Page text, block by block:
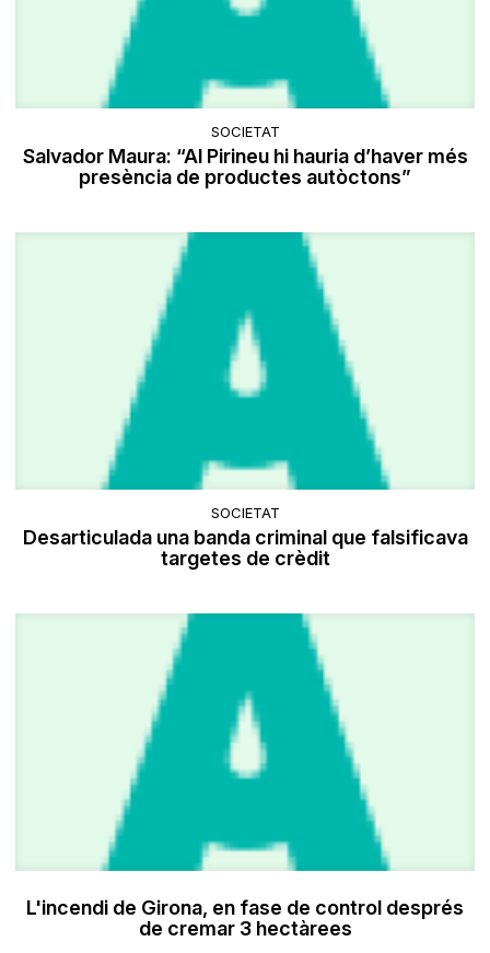
SOCIETAT
Salvador Maura: “Al Pirineu hi hauria d’haver més
presència de productes autòctons”
SOCIETAT
Desarticulada una banda criminal que falsificava
targetes de crèdit
L'incendi de Girona, en fase de control després
de cremar 3 hectàrees